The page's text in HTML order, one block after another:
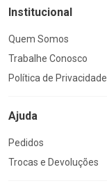
Institucional
Quem Somos
Trabalhe Conosco
Política de Privacidade
Ajuda
Pedidos
Trocas e Devoluções